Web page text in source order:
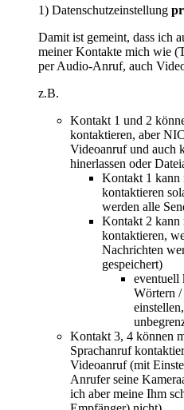
1) Datenschutzeinstellung
Damit ist gemeint, dass ich
meiner Kontakte mich wie
per Audio-Anruf, auch
z.B.
Kontakt 1 und 2
kontaktieren, aber
Videoanruf und auch
hinerlassen oder
Kontakt 1 kann
kontaktieren
werden alle
Kontakt 2 kann
kontaktieren,
Nachrichten
gespeichert)
eventuell
Wörtern /
Kontakt 3, 4 können
Sprachanruf
Videoanruf (mit
Anrufer seine
ich aber meine Ihm